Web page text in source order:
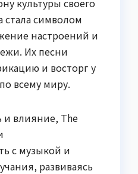
стала символом
настроений и
Их песни
и восторг у
всему миру.
влияние, The
с музыкой и
развиваясь